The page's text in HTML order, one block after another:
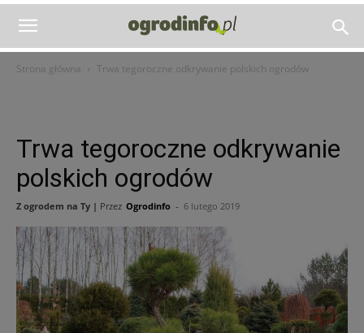
Strona główna Trwa tegoroczne odkrywanie polskich ogrodów
Trwa tegoroczne odkrywanie
polskich ogrodów
Z ogrodem na Ty | Przez Ogrodinfo - 6 lutego 2019